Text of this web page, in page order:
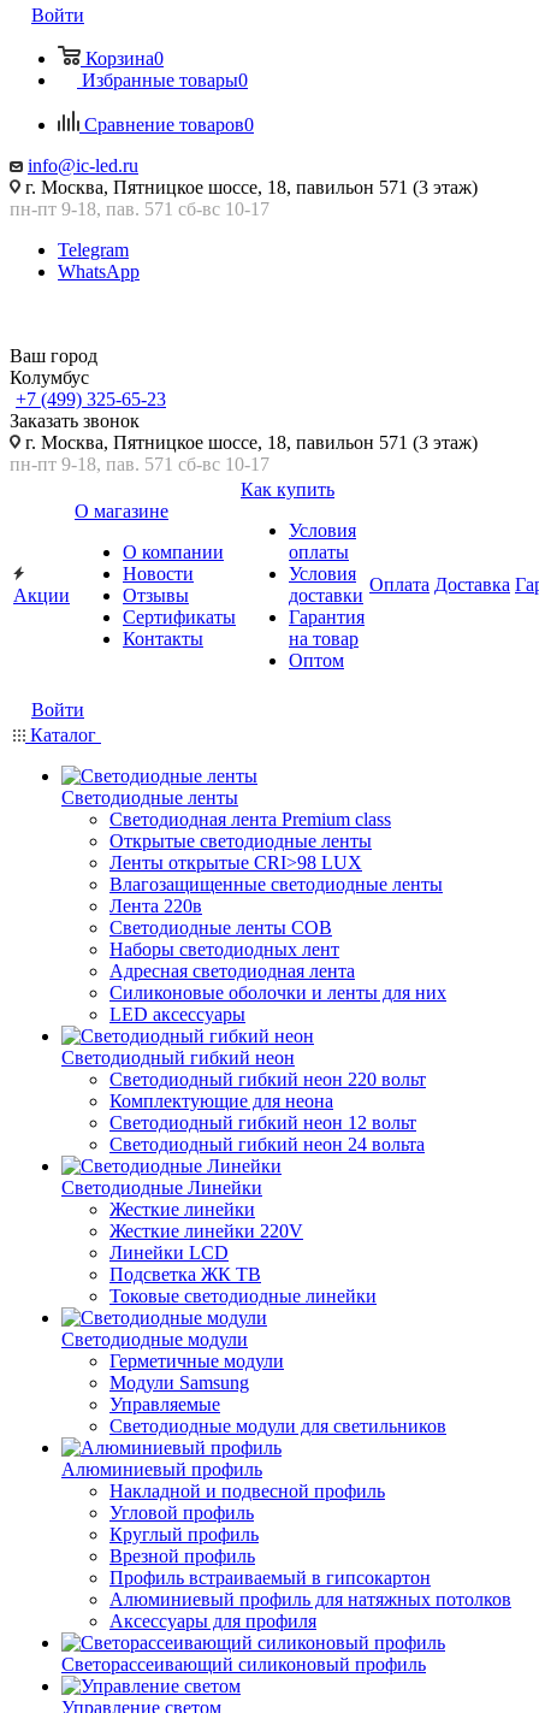
Войти
Корзина0
Избранные товары0
Сравнение товаров0
info@ic-led.ru
г. Москва, Пятницкое шоссе, 18, павильон 571 (3 этаж)
пн-пт 9-18, пав. 571 сб-вс 10-17
Telegram
WhatsApp
Ваш город
Колумбус
+7 (499) 325-65-23
Заказать звонок
г. Москва, Пятницкое шоссе, 18, павильон 571 (3 этаж)
пн-пт 9-18, пав. 571 сб-вс 10-17
Акции
О магазине
О компании
Новости
Отзывы
Сертификаты
Контакты
Как купить
Условия
оплаты
Условия
доставки
Гарантия
на товар
Оптом
Оплата Доставка
Войти
Каталог
Светодиодные ленты
Светодиодная лента Premium class
Открытые светодиодные ленты
Ленты открытые CRI>98 LUX
Влагозащищенные светодиодные ленты
Лента 220в
Светодиодные ленты COB
Наборы светодиодных лент
Адресная светодиодная лента
Силиконовые оболочки и ленты для них
LED аксессуары
Светодиодный гибкий неон
Светодиодный гибкий неон 220 вольт
Комплектующие для неона
Светодиодный гибкий неон 12 вольт
Светодиодный гибкий неон 24 вольта
Светодиодные Линейки
Жесткие линейки
Жесткие линейки 220V
Линейки LCD
Подсветка ЖК ТВ
Токовые светодиодные линейки
Светодиодные модули
Герметичные модули
Модули Samsung
Управляемые
Светодиодные модули для светильников
Алюминиевый профиль
Накладной и подвесной профиль
Угловой профиль
Круглый профиль
Врезной профиль
Профиль встраиваемый в гипсокартон
Алюминиевый профиль для натяжных потолков
Аксессуары для профиля
Светорассеивающий силиконовый профиль
Управление светом